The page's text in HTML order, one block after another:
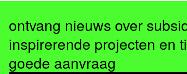
ontvang nieuws over
inspirerende projecten en
goede aanvraag